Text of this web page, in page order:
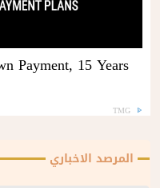
Payment, 15 Years
TMG
المرصد الاخباري